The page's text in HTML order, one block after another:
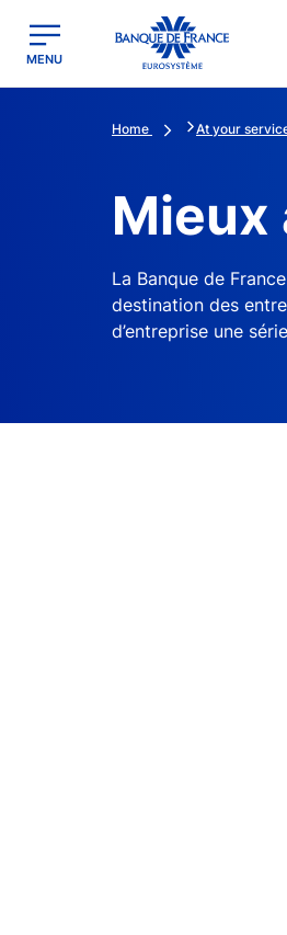
Banque de France - Menu Principal
MENU
Home At your
Mieux
La Banque de
destination des
d’entreprise une